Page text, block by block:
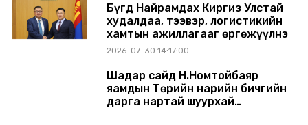
Бүгд Найрамдах Киргиз Улстай
худалдаа, тээвэр, логистикийн
хамтын ажиллагааг өргөжүүлнэ
2026-07-30 14:17:00
Шадар сайд Н.Номтойбаяр
яамдын Төрийн нарийн бичгийн
дарга нартай шуурхай